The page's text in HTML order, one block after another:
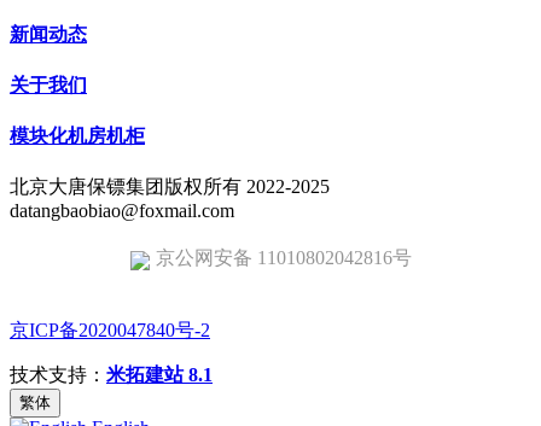
新闻动态
关于我们
模块化机房机柜
北京大唐保镖集团版权所有 2022-2025
datangbaobiao@foxmail.com
京公网安备 11010802042816号
京ICP备2020047840号-2
技术支持： 米拓建站 8.1
繁体